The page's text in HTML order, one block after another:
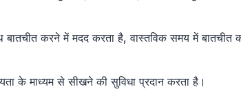
बातचीत करने में मदद करता है, वास्तविक समय में बातचीत
के माध्यम से सीखने की सुविधा प्रदान करता है।